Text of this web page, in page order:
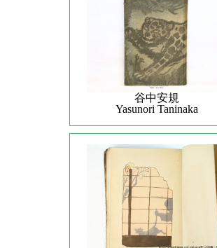
谷中安規
Yasunori Taninaka